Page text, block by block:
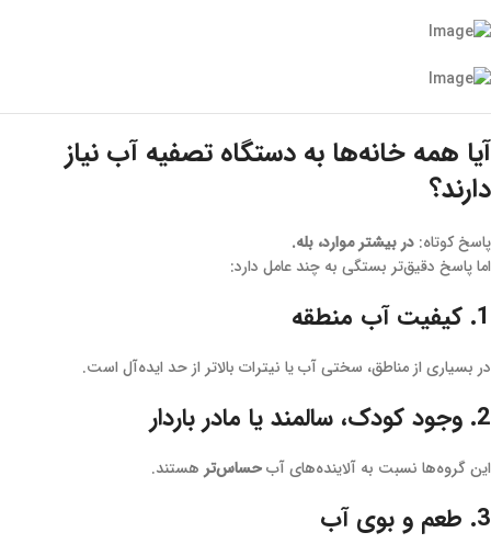
آیا همه خانه‌ها به دستگاه تصفیه آب نیاز
دارند؟
پاسخ کوتاه: در بیشتر موارد، بله.
اما پاسخ دقیق‌تر بستگی به چند عامل دارد:
1. کیفیت آب منطقه
در بسیاری از مناطق، سختی آب یا نیترات بالاتر از حد ایده‌آل است.
2. وجود کودک، سالمند یا مادر باردار
این گروه‌ها نسبت به آلاینده‌های آبحساس‌تر هستند.
3. طعم و بوی آب